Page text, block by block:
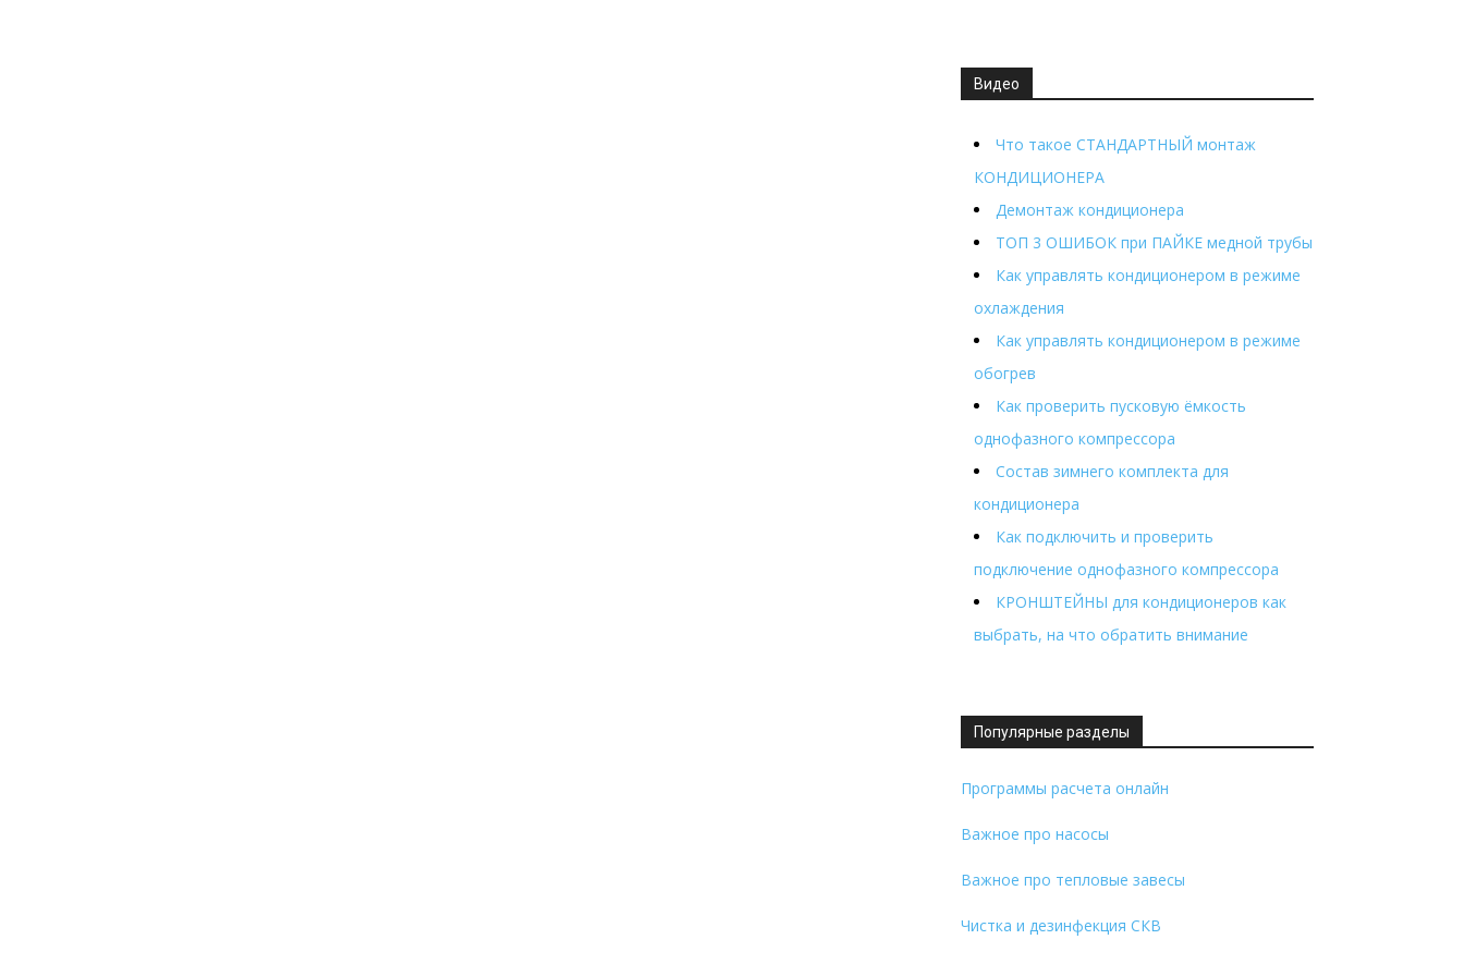
Видео
Что такое СТАНДАРТНЫЙ монтаж
КОНДИЦИОНЕРА
Демонтаж кондиционера
ТОП 3 ОШИБОК при ПАЙКЕ медной трубы
Как управлять кондиционером в режиме
охлаждения
Как управлять кондиционером в режиме
обогрев
Как проверить пусковую ёмкость
однофазного компрессора
Состав зимнего комплекта для
кондиционера
Как подключить и проверить
подключение однофазного компрессора
КРОНШТЕЙНЫ для кондиционеров как
выбрать, на что обратить внимание
Популярные разделы
Программы расчета онлайн
Важное про насосы
Важное про тепловые завесы
Чистка и дезинфекция СКВ